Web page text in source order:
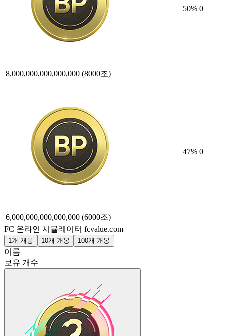
8,000,000,000,000,000 (8000조)
50% 0
6,000,000,000,000,000 (6000조)
47% 0
FC 온라인 시뮬레이터 fcvalue.com
1개 개봉 10개 개봉 100개 개봉
이름
보유 개수